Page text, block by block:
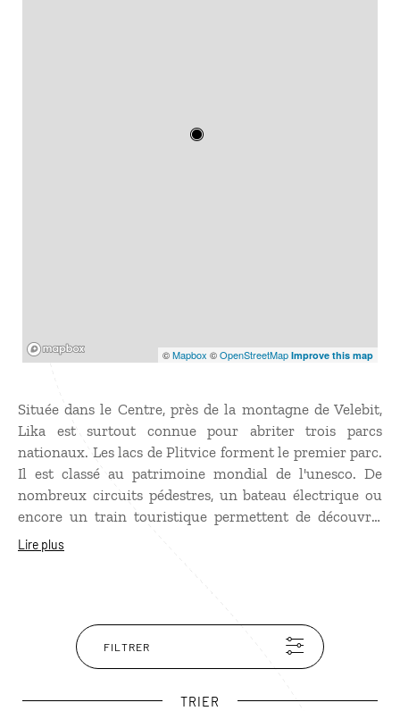
©Mapbox ©OpenStreetMap Improve this map
Située dans le Centre, près de la montagne de Velebit,
Lika est surtout connue pour abriter trois parcs
nationaux. Les lacs de Plitvice forment le premier parc.
Il est classé au patrimoine mondial de l'unesco. De
nombreux circuits pédestres, un bateau électrique ou
encore un train touristique permettent de découvrir
ces seize lacs étagés sur près de 8 kilomètres. Au coeur
sentiers propices aux randonnées.
Lire plus
FILTRER
TRIER